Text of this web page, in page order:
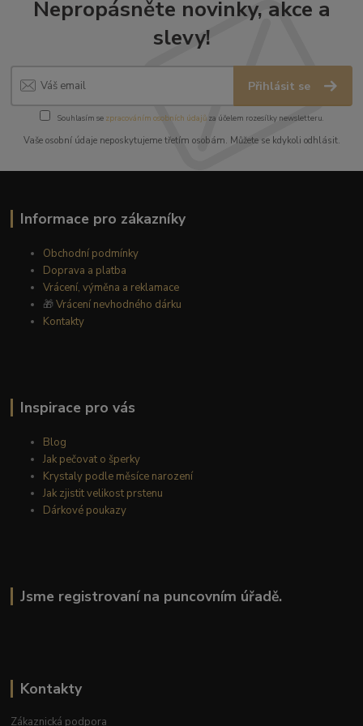
Nepropásněte novinky, akce a
slevy!
Přihlásit se
Souhlasím se zpracováním osobních údajůza účelem rozesílky newsletteru.
Vaše osobní údaje neposkytujeme třetím osobám. Můžete se kdykoli odhlásit.
Informace pro zákazníky
Obchodní podmínky
Doprava a platba
Vrácení, výměna a reklamace
🎁Vrácení nevhodného dárku
Kontakty
Inspirace pro vás
Blog
Jak pečovat o šperky
Krystaly podle měsíce narození
Jak zjistit velikost prstenu
Dárkové poukazy
Jsme registrovaní na puncovním úřadě.
Kontakty
Zákaznická podpora